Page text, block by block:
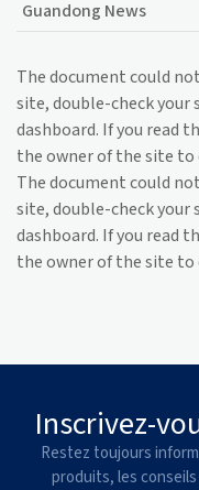
Guandong News
The document could
site, double-check your
dashboard. If you read
the owner of the site
The document could
site, double-check your
dashboard. If you read
the owner of the site
Inscrivez-
Restez toujours
produits, les